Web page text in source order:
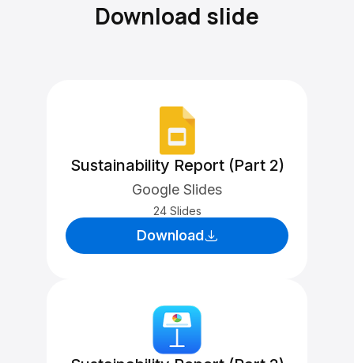
Download slide
Sustainability Report (Part 2)
Google Slides
24 Slides
Download